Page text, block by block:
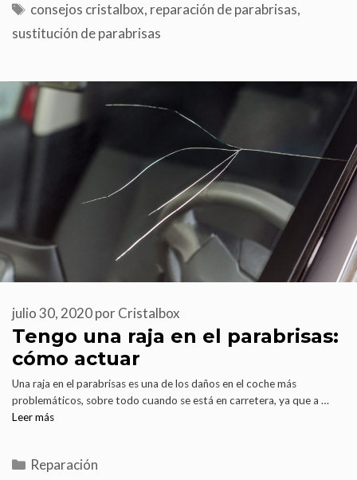
consejos cristalbox, reparación de parabrisas,
sustitución de parabrisas
Tengo una raja en el parabrisas:
cómo actuar
julio 30, 2020porCristalbox
Una raja en el parabrisas es una de los daños en el coche más
problemáticos, sobre todo cuando se está en carretera, ya que a …
Leer más
Reparación